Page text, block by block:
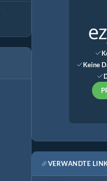
Keine
VERWANDTE